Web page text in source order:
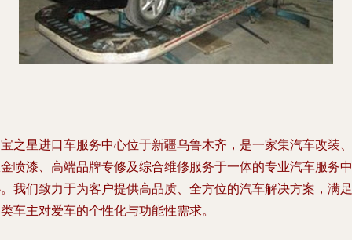
之星进口车服务中心位于新疆乌鲁木齐，是一家集汽车改装、
喷漆、高端品牌专修及综合维修服务于一体的专业汽车服务中
我们致力于为客户提供高品质、全方位的汽车解决方案，满足
车主对爱车的个性化与功能性需求。